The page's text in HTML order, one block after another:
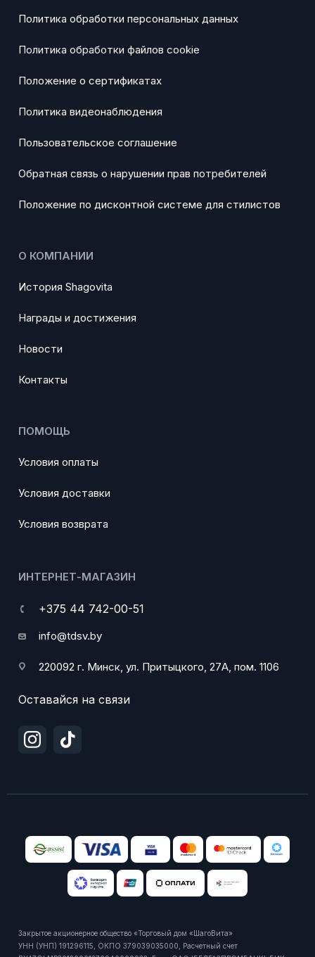
Политика обработки персональных данных
Политика обработки файлов cookie
Положение о сертификатах
Политика видеонаблюдения
Пользовательское соглашение
Обратная связь о нарушении прав потребителей
Положение по дисконтной системе для стилистов
О КОМПАНИИ
История Shagovita
Награды и достижения
Новости
Контакты
ПОМОЩЬ
Условия оплаты
Условия доставки
Условия возврата
ИНТЕРНЕТ-МАГАЗИН
+375 44 742-00-51
info@tdsv.by
220092 г. Минск, ул. Притыцкого, 27А, пом. 1106
Оставайся на связи
Закрытое акционерное общество «Торговый дом «ШагоВита»
УНН (УНП) 191296115, ОКПО 379039035000, Расчетный счет